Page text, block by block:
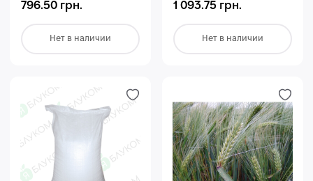
796.50 грн.
Нет в наличии
1 093.75 грн.
Нет в наличии